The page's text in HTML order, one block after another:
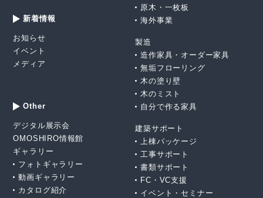
新着情報
お知らせ
イベント
メディア
原木・一枚板
海外事業
製造
造作家具・オーダー家具
無垢フローリング
木の塗り壁
木のミスト
自分で作る家具
建築サポート
上棟パッケージ
工事サポート
書類サポート
FC・VC支援
イベント・セミナー
Other
デジタル展示会
OMOSHIRO情報館
ギャラリー
フォトギャラリー
動画ギャラリー
カタログ紹介